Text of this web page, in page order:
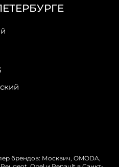
брендов: Москвич, OMODA,